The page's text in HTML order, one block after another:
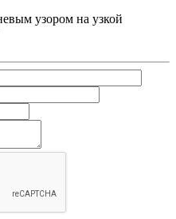
узором на узкой